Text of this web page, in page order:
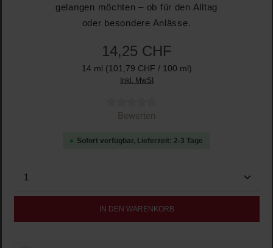
gelangen möchten – ob für den Alltag
oder besondere Anlässe.
14,25 CHF
14 ml (101,79 CHF / 100 ml)
Inkl. MwSt
Durchschnittliche Bewertung von 0 von 5 Sternen
Bewerten
Sofort verfügbar, Lieferzeit: 2-3 Tage
Produkt Anzahl: Gib den gewünschten Wert ein
IN DEN WARENKORB